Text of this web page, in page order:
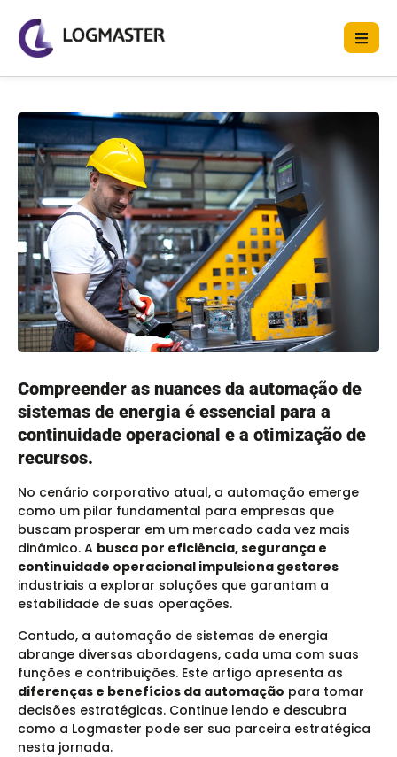
Compreender as nuances da automação de
sistemas de energia é essencial para a
continuidade operacional e a otimização de
recursos.
No cenário corporativo atual, a automação emerge
como um pilar fundamental para empresas que
buscam prosperar em um mercado cada vez mais
dinâmico. A busca por eficiência, segurança e
continuidade operacional impulsiona gestores
industriais a explorar soluções que garantam a
estabilidade de suas operações.
Contudo, a automação de sistemas de energia
abrange diversas abordagens, cada uma com suas
funções e contribuições. Este artigo apresenta as
diferenças e benefícios da automação para tomar
decisões estratégicas. Continue lendo e descubra
como a Logmaster pode ser sua parceira estratégica
nesta jornada.